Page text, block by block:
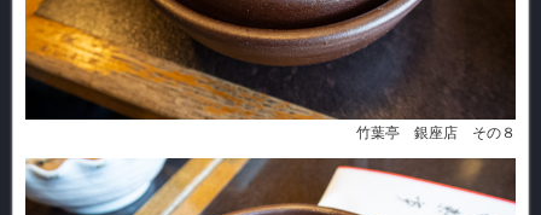
竹葉亭 銀座店 その８